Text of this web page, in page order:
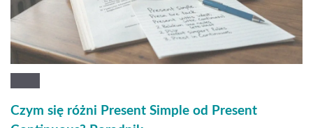
Czym się różni Present Simple od Present